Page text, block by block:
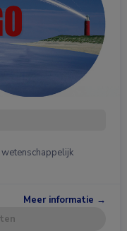
Meer informatie →